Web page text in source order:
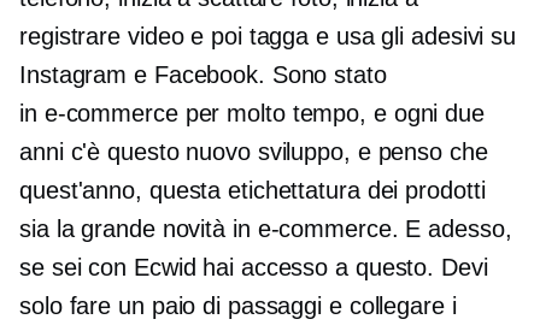
registrare video e poi tagga e usa gli adesivi su
Instagram e Facebook. Sono stato
in e-commerceper molto tempo, e ogni due
anni c'è questo nuovo sviluppo, e penso che
quest'anno, questa etichettatura dei prodotti
sia la grande novità in e-commerce. E adesso,
se sei con Ecwid hai accesso a questo. Devi
solo fare un paio di passaggi e collegare i